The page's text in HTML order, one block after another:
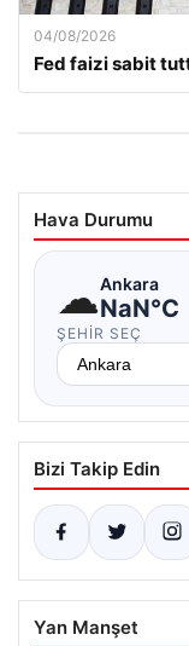
04/08/2026
Fed faizi sabit
Hava Durumu
☁Ankara
NaN°C
ŞEHIR SEÇ
Bizi Takip Edin
Yan Manşet